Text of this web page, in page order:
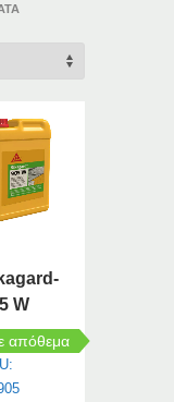
W
απόθεμα